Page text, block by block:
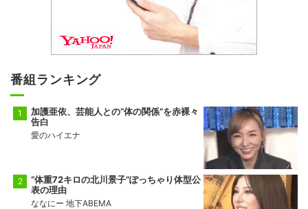
番組ランキング
加護亜依、芸能人との“体の関係”を赤裸々
告白
愛のハイエナ
“体重72キロの北川景子”ぽっちゃり体型公
表の理由
ななにー 地下ABEMA